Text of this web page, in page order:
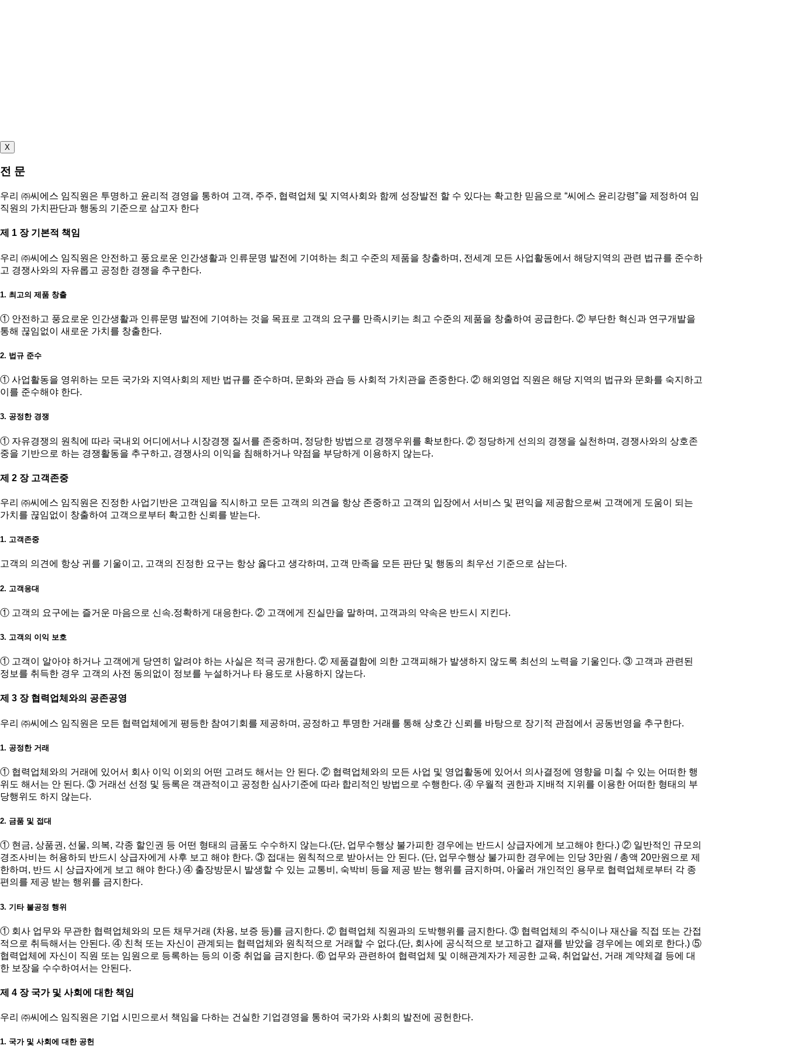
X
전 문
우리 ㈜씨에스 임직원은 투명하고 윤리적 경영을 통하여 고객, 주주, 협력업체 및 지역사회와 함께 성장발전 할 수 있다는 확고한 믿음으로 “씨에스 윤리강령”을 제정하여 임
직원의 가치판단과 행동의 기준으로 삼고자 한다
제 1 장 기본적 책임
우리 ㈜씨에스 임직원은 안전하고 풍요로운 인간생활과 인류문명 발전에 기여하는 최고 수준의 제품을 창출하며, 전세계 모든 사업활동에서 해당지역의 관련 법규를 준수하
고 경쟁사와의 자유롭고 공정한 경쟁을 추구한다.
1. 최고의 제품 창출
① 안전하고 풍요로운 인간생활과 인류문명 발전에 기여하는 것을 목표로 고객의 요구를 만족시키는 최고 수준의 제품을 창출하여 공급한다. ② 부단한 혁신과 연구개발을
통해 끊임없이 새로운 가치를 창출한다.
2. 법규 준수
① 사업활동을 영위하는 모든 국가와 지역사회의 제반 법규를 준수하며, 문화와 관습 등 사회적 가치관을 존중한다. ② 해외영업 직원은 해당 지역의 법규와 문화를 숙지하고
이를 준수해야 한다.
3. 공정한 경쟁
① 자유경쟁의 원칙에 따라 국내외 어디에서나 시장경쟁 질서를 존중하며, 정당한 방법으로 경쟁우위를 확보한다. ② 정당하게 선의의 경쟁을 실천하며, 경쟁사와의 상호존
중을 기반으로 하는 경쟁활동을 추구하고, 경쟁사의 이익을 침해하거나 약점을 부당하게 이용하지 않는다.
제 2 장 고객존중
우리 ㈜씨에스 임직원은 진정한 사업기반은 고객임을 직시하고 모든 고객의 의견을 항상 존중하고 고객의 입장에서 서비스 및 편익을 제공함으로써 고객에게 도움이 되는
가치를 끊임없이 창출하여 고객으로부터 확고한 신뢰를 받는다.
1. 고객존중
고객의 의견에 항상 귀를 기울이고, 고객의 진정한 요구는 항상 옳다고 생각하며, 고객 만족을 모든 판단 및 행동의 최우선 기준으로 삼는다.
2. 고객응대
① 고객의 요구에는 즐거운 마음으로 신속.정확하게 대응한다. ② 고객에게 진실만을 말하며, 고객과의 약속은 반드시 지킨다.
3. 고객의 이익 보호
① 고객이 알아야 하거나 고객에게 당연히 알려야 하는 사실은 적극 공개한다. ② 제품결함에 의한 고객피해가 발생하지 않도록 최선의 노력을 기울인다. ③ 고객과 관련된
정보를 취득한 경우 고객의 사전 동의없이 정보를 누설하거나 타 용도로 사용하지 않는다.
제 3 장 협력업체와의 공존공영
우리 ㈜씨에스 임직원은 모든 협력업체에게 평등한 참여기회를 제공하며, 공정하고 투명한 거래를 통해 상호간 신뢰를 바탕으로 장기적 관점에서 공동번영을 추구한다.
1. 공정한 거래
① 협력업체와의 거래에 있어서 회사 이익 이외의 어떤 고려도 해서는 안 된다. ② 협력업체와의 모든 사업 및 영업활동에 있어서 의사결정에 영향을 미칠 수 있는 어떠한 행
위도 해서는 안 된다. ③ 거래선 선정 및 등록은 객관적이고 공정한 심사기준에 따라 합리적인 방법으로 수행한다. ④ 우월적 권한과 지배적 지위를 이용한 어떠한 형태의 부
당행위도 하지 않는다.
2. 금품 및 접대
① 현금, 상품권, 선물, 의복, 각종 할인권 등 어떤 형태의 금품도 수수하지 않는다.(단, 업무수행상 불가피한 경우에는 반드시 상급자에게 보고해야 한다.) ② 일반적인 규모의
경조사비는 허용하되 반드시 상급자에게 사후 보고 해야 한다. ③ 접대는 원칙적으로 받아서는 안 된다. (단, 업무수행상 불가피한 경우에는 인당 3만원 / 총액 20만원으로 제
한하며, 반드 시 상급자에게 보고 해야 한다.) ④ 출장방문시 발생할 수 있는 교통비, 숙박비 등을 제공 받는 행위를 금지하며, 아울러 개인적인 용무로 협력업체로부터 각 종
편의를 제공 받는 행위를 금지한다.
3. 기타 불공정 행위
① 회사 업무와 무관한 협력업체와의 모든 채무거래 (차용, 보증 등)를 금지한다. ② 협력업체 직원과의 도박행위를 금지한다. ③ 협력업체의 주식이나 재산을 직접 또는 간접
적으로 취득해서는 안된다. ④ 친척 또는 자신이 관계되는 협력업체와 원칙적으로 거래할 수 없다.(단, 회사에 공식적으로 보고하고 결재를 받았을 경우에는 예외로 한다.) ⑤
협력업체에 자신이 직원 또는 임원으로 등록하는 등의 이중 취업을 금지한다. ⑥ 업무와 관련하여 협력업체 및 이해관계자가 제공한 교육, 취업알선, 거래 계약체결 등에 대
한 보장을 수수하여서는 안된다.
제 4 장 국가 및 사회에 대한 책임
우리 ㈜씨에스 임직원은 기업 시민으로서 책임을 다하는 건실한 기업경영을 통하여 국가와 사회의 발전에 공헌한다.
1. 국가 및 사회에 대한 공헌